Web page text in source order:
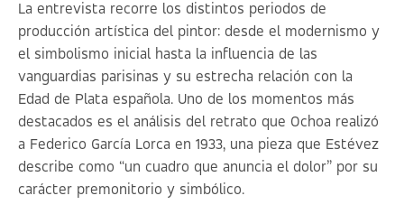
La entrevista recorre los distintos periodos de
producción artística del pintor: desde el modernismo y
el simbolismo inicial hasta la influencia de las
vanguardias parisinas y su estrecha relación con la
Edad de Plata española. Uno de los momentos más
destacados es el análisis del retrato que Ochoa realizó
a Federico García Lorca en 1933, una pieza que Estévez
describe como “un cuadro que anuncia el dolor” por su
carácter premonitorio y simbólico.